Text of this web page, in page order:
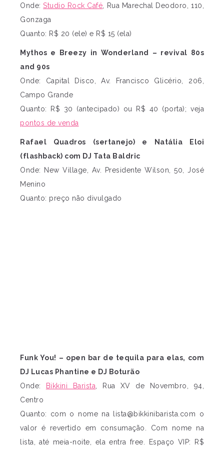
Onde:Studio Rock Café , Rua Marechal Deodoro, 110,
Gonzaga
Quanto: R$ 20 (ele) e R$ 15 (ela)
Mythos e Breezy in Wonderland – revival 80s
and 90s
Onde: Capital Disco, Av. Francisco Glicério, 206,
Campo Grande
Quanto: R$ 30 (antecipado) ou R$ 40 (porta); veja
pontos de venda
Rafael Quadros (sertanejo) e Natália Eloi
(flashback) com DJ Tata Baldric
Onde: New Village, Av. Presidente Wilson, 50, José
Menino
Quanto: preço não divulgado
Funk You! – open bar de tequila para elas, com
DJ Lucas Phantine e DJ Boturão
Onde:
Bikkini Barista , Rua XV de Novembro, 94,
Centro
Quanto: com o nome na
lista@bikkinibarista.com o
valor é revertido em consumação. Com nome na
lista, até meia-noite, ela entra free. Espaço VIP: R$